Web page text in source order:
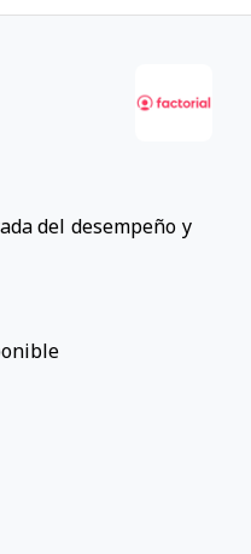
del desempeño y